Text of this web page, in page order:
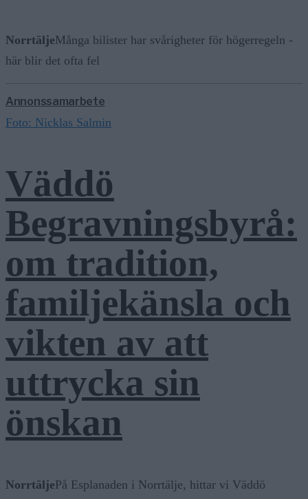
NorrtäljeMånga bilister har svårigheter för högerregeln -
här blir det ofta fel
Annonssamarbete
Foto: Nicklas Salmin
Väddö
Begravningsbyrå:
om tradition,
familjekänsla och
vikten av att
uttrycka sin
önskan
NorrtäljePå Esplanaden i Norrtälje, hittar vi Väddö